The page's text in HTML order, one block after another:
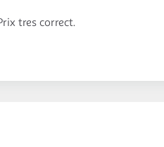
tres correct.